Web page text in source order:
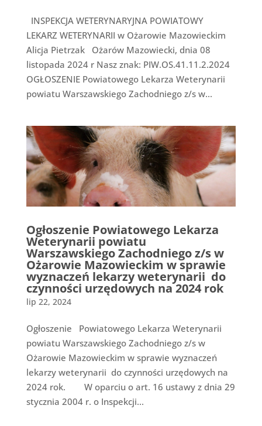
INSPEKCJA WETERYNARYJNA POWIATOWY
LEKARZ WETERYNARII w Ożarowie Mazowieckim
Alicja Pietrzak Ożarów Mazowiecki, dnia 08
listopada 2024 r Nasz znak: PIW.OS.41.11.2.2024
OGŁOSZENIE Powiatowego Lekarza Weterynarii
powiatu Warszawskiego Zachodniego z/s w...
Ogłoszenie Powiatowego Lekarza
Weterynarii powiatu
Warszawskiego Zachodniego z/s w
Ożarowie Mazowieckim w sprawie
wyznaczeń lekarzy weterynarii do
czynności urzędowych na 2024 rok
lip 22, 2024
Ogłoszenie Powiatowego Lekarza Weterynarii
powiatu Warszawskiego Zachodniego z/s w
Ożarowie Mazowieckim w sprawie wyznaczeń
lekarzy weterynarii do czynności urzędowych na
2024 rok. W oparciu o art. 16 ustawy z dnia 29
stycznia 2004 r. o Inspekcji...